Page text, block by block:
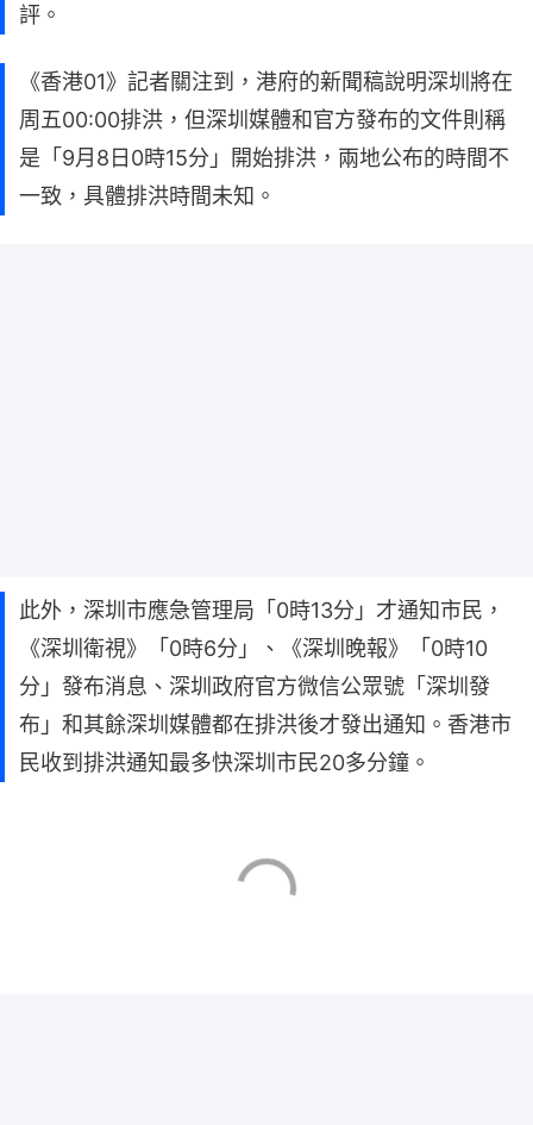
評。
《香港01》記者關注到，港府的新聞稿說明深圳將在
周五00:00排洪，但深圳媒體和官方發布的文件則稱
是「9月8日0時15分」開始排洪，兩地公布的時間不
一致，具體排洪時間未知。
此外，深圳市應急管理局「0時13分」才通知市民，
《深圳衛視》「0時6分」、《深圳晚報》「0時10
分」發布消息、深圳政府官方微信公眾號「深圳發
布」和其餘深圳媒體都在排洪後才發出通知。香港市
民收到排洪通知最多快深圳市民20多分鐘。